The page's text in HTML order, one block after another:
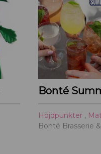
Bonté
Höjdpunkter ,
Bonté Brasserie